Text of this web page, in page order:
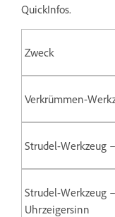
QuickInfos.
Zweck
Verkrümmen-
Strudel-Werkzeug
Strudel-Werkzeug
Uhrzeigersinn